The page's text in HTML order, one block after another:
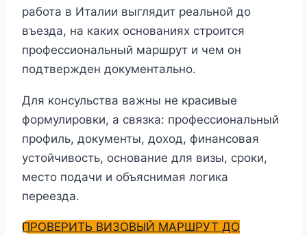
работа в Италии выглядит реальной до
въезда, на каких основаниях строится
профессиональный маршрут и чем он
подтвержден документально.
Для консульства важны не красивые
формулировки, а связка: профессиональный
профиль, документы, доход, финансовая
устойчивость, основание для визы, сроки,
место подачи и объяснимая логика
переезда.
ПРОВЕРИТЬ ВИЗОВЫЙ МАРШРУТ ДО